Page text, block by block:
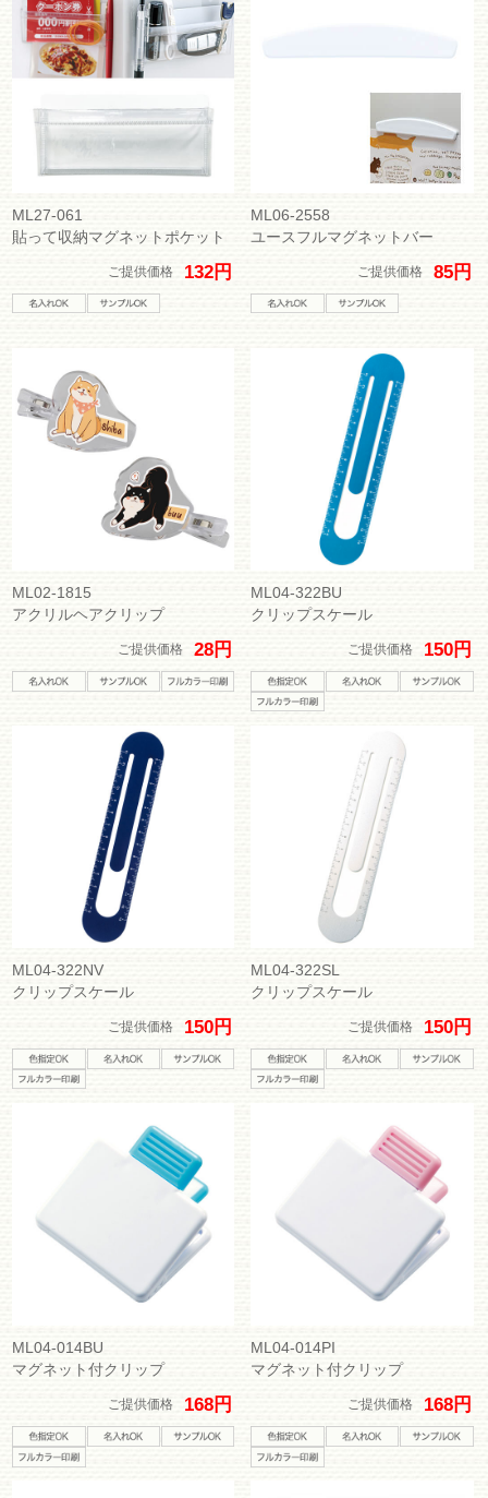
ML27-061
貼って収納マグネットポケット
ご提供価格 132円
ML06-2558
ユースフルマグネットバー
ご提供価格 85円
ML02-1815
アクリルヘアクリップ
ご提供価格 28円
ML04-322BU
クリップスケール
ご提供価格 150円
ML04-322NV
クリップスケール
ご提供価格 150円
ML04-322SL
クリップスケール
ご提供価格 150円
ML04-014BU
マグネット付クリップ
ご提供価格 168円
ML04-014PI
マグネット付クリップ
ご提供価格 168円